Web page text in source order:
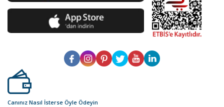
Canınız Nasıl İsterse Öyle Ödeyin